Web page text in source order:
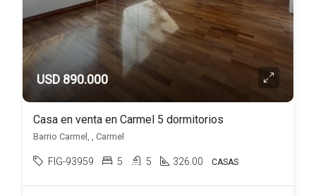
USD 890.000
Casa en venta en Carmel 5 dormitorios
Barrio Carmel, , Carmel
FIG-93959 5 5 326.00 CASAS